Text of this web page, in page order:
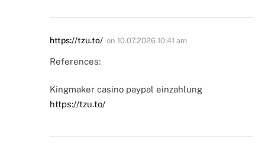
https://tzu.to/ on 10.07.2026 10:41 am
References:
Kingmaker casino paypal einzahlung
https://tzu.to/